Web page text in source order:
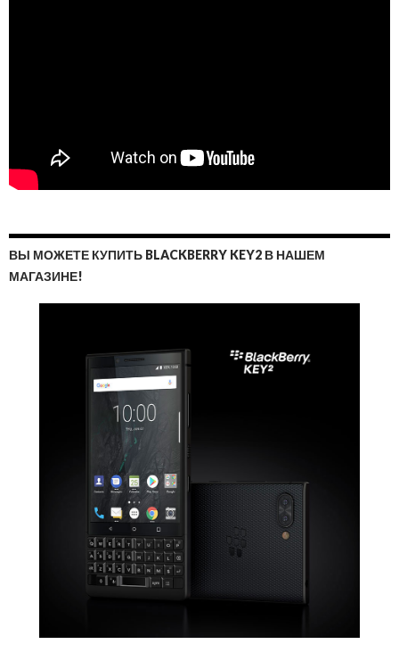
ВЫ МОЖЕТЕ КУПИТЬ BLACKBERRY KEY2 В НАШЕМ
МАГАЗИНЕ!